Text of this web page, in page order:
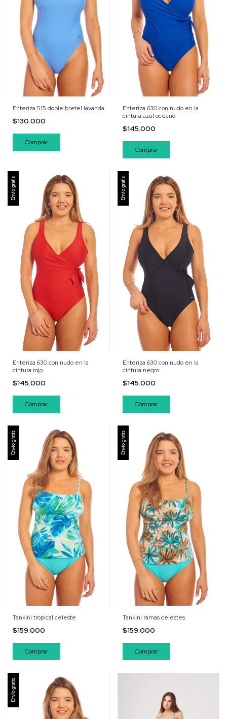
Enteriza 515 doble bretel lavanda
$130.000
Comprar
Enteriza 630 con nudo en la
cintura azul océano
$145.000
Comprar
Envío gratis
Enteriza 630 con nudo en la
cintura rojo
$145.000
Comprar
Envío gratis
Enteriza 630 con nudo en la
cintura negro
$145.000
Comprar
Envío gratis
Tankini tropical celeste
$159.000
Comprar
Envío gratis
Tankini ramas celestes
$159.000
Comprar
Envío gratis